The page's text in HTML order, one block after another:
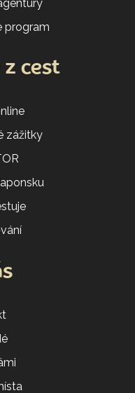
program
cest
zážitky